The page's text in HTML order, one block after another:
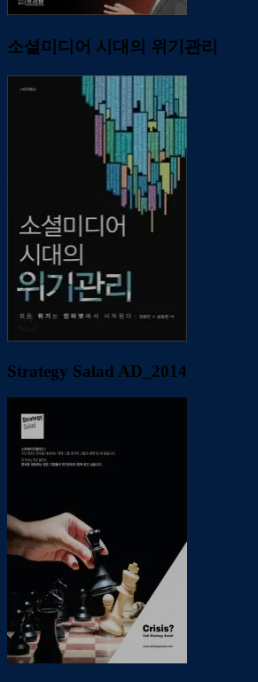
소셜미디어 시대의 위기관리
Strategy Salad AD_2014